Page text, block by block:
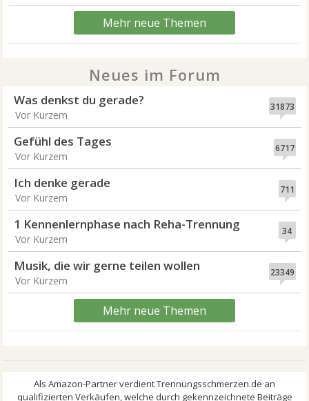
Mehr neue Themen
Neues im Forum
31873
Was denkst du gerade?
Vor Kurzem
6717
Gefühl des Tages
Vor Kurzem
711
Ich denke gerade
Vor Kurzem
34
1 Kennenlernphase nach Reha-Trennung
Vor Kurzem
23349
Musik, die wir gerne teilen wollen
Vor Kurzem
Mehr neue Themen